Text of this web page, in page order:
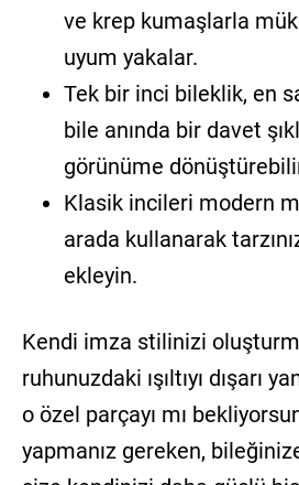
ve krep kumaşlarla
uyum yakalar.
Tek bir inci bileklik, en
bile anında bir davet
görünüme
Klasik incileri modern
arada kullanarak
ekleyin.
Kendi imza stilinizi
ruhunuzdaki ışıltıyı dışarı
o özel parçayı mı
yapmanız gereken,